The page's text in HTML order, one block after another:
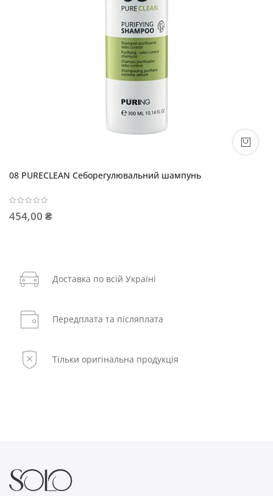
08 PURECLEAN Себорегулювальний шампунь
454,00 ₴
Доставка по всій Україні
Передплата та післяплата
Тільки оригінальна продукція